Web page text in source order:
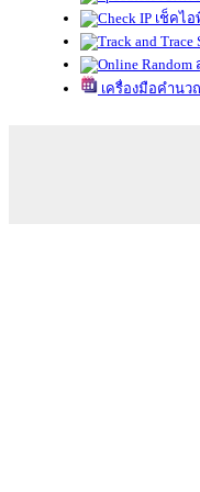
เช็คไอ
เครื่องมือคำน